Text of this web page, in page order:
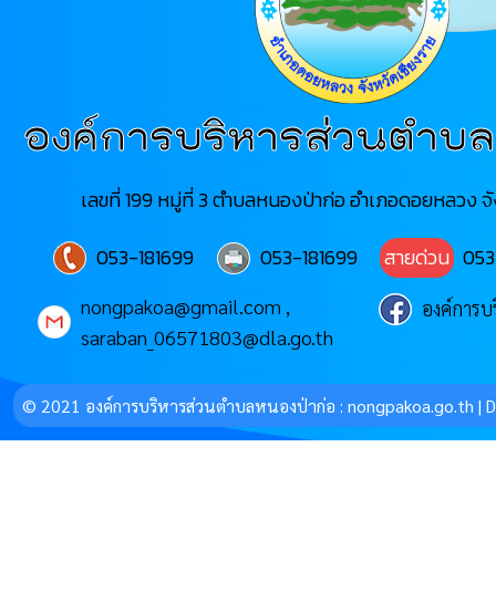
องค์การบริหารส่วนตำบ
เลขที่ 199 หมู่ที่ 3 ตำบลหนองป่าก่อ อำเภอดอยหลวง จั
053-181699
053-181699 สายด่วน
nongpakoa@gmail.com ,
saraban_06571803@dla.go.th
องค์การ
© 2021 องค์การบริหารส่วนตำบลหนองป่าก่อ : nongpakoa.go.th |